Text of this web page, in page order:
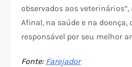
observados aos
Afinal, na saúde e na doença,
responsável por seu melhor
Fonte: Farejador